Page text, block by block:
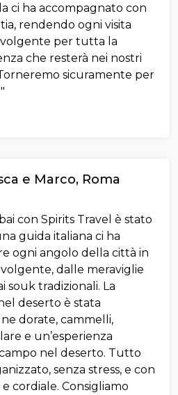
ci ha accompagnato con
rendendo ogni visita
per tutta la
che resterà nei nostri
sicuramente per
e Marco, Roma
con Spirits Travel è stato
guida italiana ci ha
ogni angolo della città in
dalle meraviglie
souk tradizionali. La
deserto è stata
dorate, cammelli,
e un’esperienza
nel deserto. Tutto
senza stress, e con
cordiale. Consigliamo